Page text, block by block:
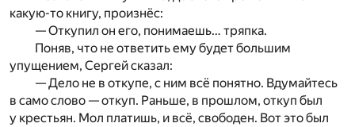
какую-то книгу, произнёс:
— Откупил он его, понимаешь… тряпка.
Поняв, что не ответить ему будет большим
упущением, Сергей сказал:
— Дело не в откупе, с ним всё понятно. Вдумайтесь
в само слово — откуп. Раньше, в прошлом, откуп был
у крестьян. Мол платишь, и всё, свободен. Вот это был